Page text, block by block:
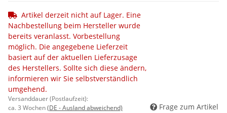
Artikel derzeit nicht auf Lager. Eine
Nachbestellung beim Hersteller wurde
bereits veranlasst. Vorbestellung
möglich. Die angegebene Lieferzeit
basiert auf der aktuellen Lieferzusage
des Herstellers. Sollte sich diese ändern,
informieren wir Sie selbstverständlich
umgehend.
Versanddauer (Postlaufzeit):
ca. 3 Wochen(DE - Ausland abweichend) Frage zum Artikel